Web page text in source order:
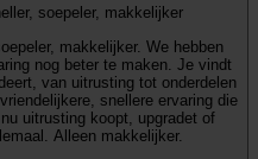
soepeler, makkelijker
We hebben
nog beter te maken. Je vindt
van uitrusting tot onderdelen
snellere ervaring die
uitrusting koopt, upgradet of
Alleen makkelijker.